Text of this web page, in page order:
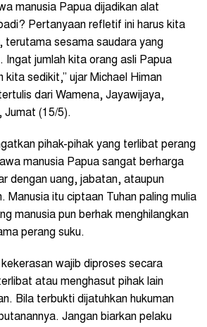
manusia Papua dijadikan alat
Pertanyaan refletif ini harus kita
terutama sesama saudara yang
Ingat jumlah kita orang asli Papua
kita sedikit,” ujar Michael Himan
dari Wamena, Jayawijaya,
Jumat (15/5).
pihak-pihak yang terlibat perang
manusia Papua sangat berharga
dengan uang, jabatan, ataupun
Manusia itu ciptaan Tuhan paling mulia
manusia pun berhak menghilangkan
perang suku.
wajib diproses secara
atau menghasut pihak lain
Bila terbukti dijatuhkan hukuman
Jangan biarkan pelaku